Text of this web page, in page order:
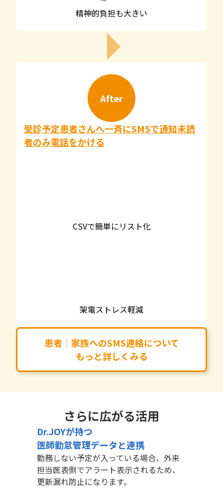
精神的負担も大きい
After
受診予定患者さんへ一斉にSMSで通知未読
者のみ電話をかける
CSVで簡単にリスト化
架電ストレス軽減
患者｜家族へのSMS連絡について
もっと詳しくみる
さらに広がる活用
Dr.JOYが持つ
医師勤怠管理データと連携
勤務しない予定が入っている場合、外来
担当医表側でアラート表示されるため、
更新漏れ防止になります。